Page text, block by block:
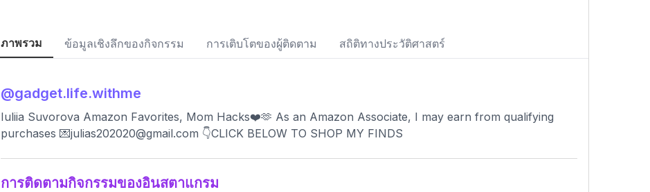
ภาพรวม ข้อมูลเชิงลึกของกิจกรรม การเติบโตของผู้ติดตาม สถิติทางประวัติศาสตร์
@gadget.life.withme
Iuliia Suvorova Amazon Favorites, Mom Hacks❤️🫶 As an Amazon Associate, I may earn from qualifying
purchases 💌julias202020@gmail.com 👇CLICK BELOW TO SHOP MY FINDS
การติดตามกิจกรรมของอินสตาแกรม